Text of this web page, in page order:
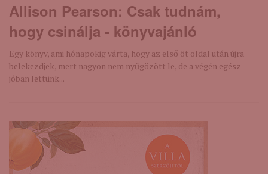
Allison Pearson: Csak ​tudnám,
hogy csinálja - könyvajánló
Egy könyv, ami hónapokig várta, hogy az első öt oldal után újra
belekezdjek, mert nagyon nem nyűgözött le, de a végén egész
jóban lettünk...